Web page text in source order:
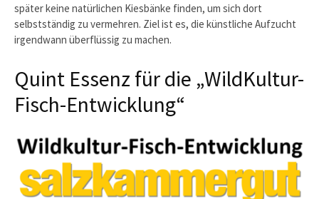
später keine natürlichen Kiesbänke finden, um sich dort
selbstständig zu vermehren. Ziel ist es, die künstliche Aufzucht
irgendwann überflüssig zu machen.
Quint Essenz für die „WildKultur-
Fisch-Entwicklung“